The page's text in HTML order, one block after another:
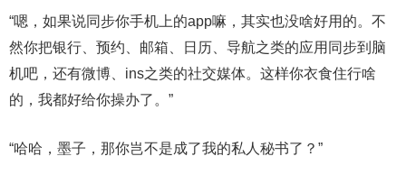
“嗯，如果说同步你手机上的app嘛，其实也没啥好用的。不
然你把银行、预约、邮箱、日历、导航之类的应用同步到脑
机吧，还有微博、ins之类的社交媒体。这样你衣食住行啥
的，我都好给你操办了。”
“哈哈，墨子，那你岂不是成了我的私人秘书了？”